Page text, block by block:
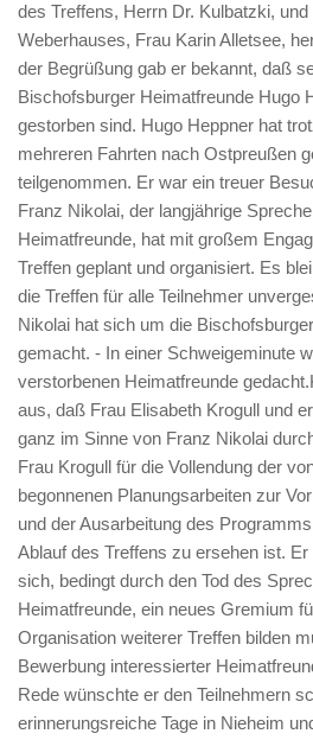
des Treffens, Herrn Dr. Kulbatzki,
Weberhauses, Frau Karin Alletsee,
der Begrüßung gab er bekannt, daß
Bischofsburger Heimatfreunde Hugo
gestorben sind. Hugo Heppner hat
mehreren Fahrten nach Ostpreußen
teilgenommen. Er war ein treuer
Franz Nikolai, der langjährige
Heimatfreunde, hat mit großem
Treffen geplant und organisiert. Es
die Treffen für alle Teilnehmer
Nikolai hat sich um die
gemacht. - In einer Schweigeminute
verstorbenen Heimatfreunde
aus, daß Frau Elisabeth Krogull und
ganz im Sinne von Franz Nikolai
Frau Krogull für die Vollendung der
begonnenen Planungsarbeiten zur
und der Ausarbeitung des
Ablauf des Treffens zu ersehen ist.
sich, bedingt durch den Tod des
Heimatfreunde, ein neues Gremium
Organisation weiterer Treffen bilden
Bewerbung interessierter
Rede wünschte er den Teilnehmern
erinnerungsreiche Tage in Nieheim